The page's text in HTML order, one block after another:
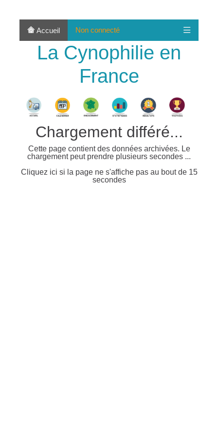
Accueil Non connecté
La Cynophilie en
France
Chargement différé...
Cette page contient des données archivées. Le
chargement peut prendre plusieurs secondes ...
Cliquez ici si la page ne s'affiche pas au bout de 15
secondes